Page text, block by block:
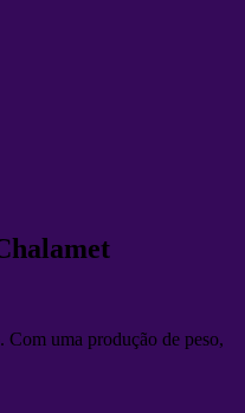
Com uma produção de peso,